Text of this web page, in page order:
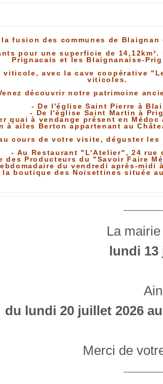
fusion des communes de
pour une superficie de
Prignacais et les Blaignanaise-
viticole, avec la cave coopérative
viticoles.
découvrir notre patrimoine
- De l'église Saint Pierre à
- De l'église Saint Martin à
quai à vendange présent en Médoc
à ailes Berton appartenant au
cours de votre visite, déguster
- Au Restaurant "L'Atelier", 24 rue
des Producteurs du "Savoir Faire
du vendredi après-midi
la boutique des Noisettines située
La
lundi 13
du lundi 20 juillet 2026
Merci de